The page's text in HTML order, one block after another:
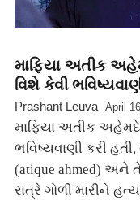
માફિયા અતીક
વિશે કેવી
Prashant Leuva April
માફિયા અતીક અહેમદે
ભવિષ્યવાણી કરી
(atique ahmed) અને
રાત્રે ગોળી મારીને